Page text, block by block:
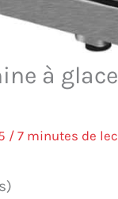
à
/ 7 minutes de